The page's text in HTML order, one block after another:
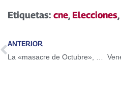
Etiquetas: cne, Elecciones,
ANTERIOR